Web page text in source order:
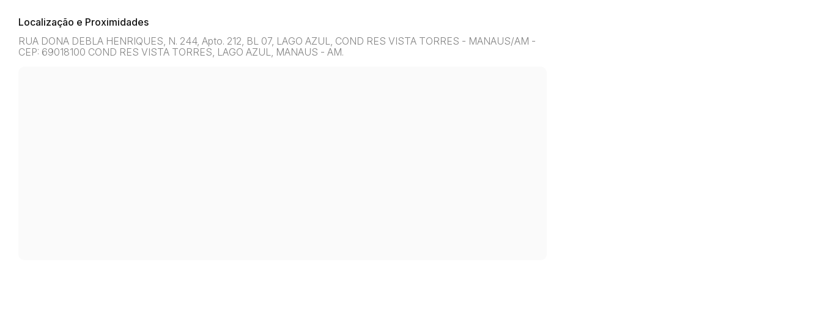
Localização e Proximidades
RUA DONA DEBLA HENRIQUES, N. 244, Apto. 212, BL 07, LAGO AZUL, COND RES VISTA TORRES - MANAUS/AM -
CEP: 69018100 COND RES VISTA TORRES, LAGO AZUL, MANAUS - AM.